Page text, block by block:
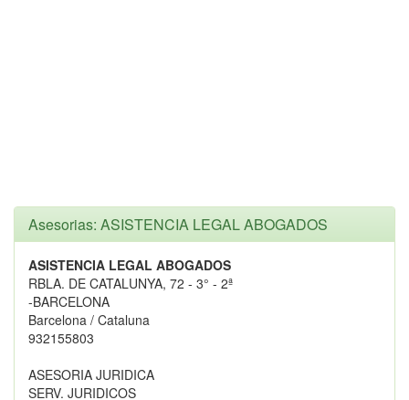
Asesorias: ASISTENCIA LEGAL ABOGADOS
ASISTENCIA LEGAL ABOGADOS
RBLA. DE CATALUNYA, 72 - 3° - 2ª
-BARCELONA
Barcelona / Cataluna
932155803
ASESORIA JURIDICA
SERV. JURIDICOS